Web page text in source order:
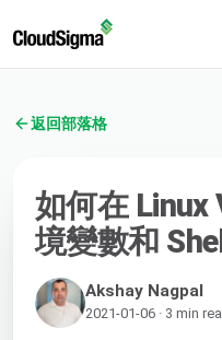
返回部落格
如何在 Linux
境變數和
Akshay Nagpal
2021-01-06 · 3 min